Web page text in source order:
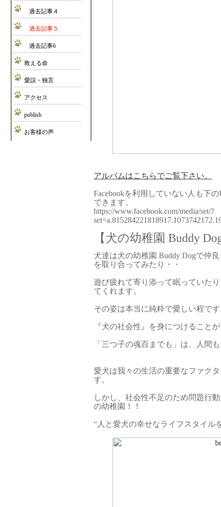
過去記事４
過去記事５
過去記事6
救える命
愛誤・独言
アクセス
publish
お客様の声
アルバムはこちらでご覧下さい。
Facebookを利用していない人も下
できます。
https://www.facebook.com/media/set/?
【犬の幼稚園 Buddy
犬達は犬の幼稚園 Buddy Dogで仲
を取り合ってみたり・・
遊び疲れて寄り添って眠っていた
てくれます。
その姿は本当に純粋で愛しい程で
『犬の社会性』を身につけること
「三つ子の魂百までも」は、人間
愛犬は我々の生活の重要なファク
す。
しかし、社会性不足のため問題行
の幼稚園！！
“人と愛犬の幸せなライフスタイ